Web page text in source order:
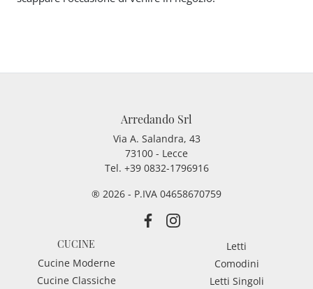
Arredando Srl
Via A. Salandra, 43
73100 - Lecce
Tel. +39 0832-1796916
® 2026 - P.IVA 04658670759
CUCINE
Cucine Moderne
Cucine Classiche
Letti
Comodini
Letti Singoli